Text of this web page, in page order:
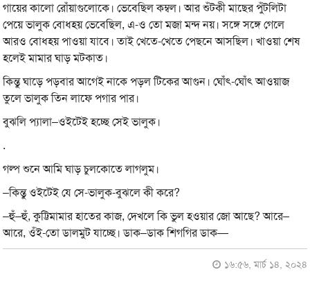
গায়ের কালো রোঁয়াগুলোকে। ভেবেছিল কম্বল। আর শুঁটকী মাছের পুঁটলিটা
পেয়ে ভালুক বোধহয় ভেবেছিল, এ-ও তো মজা মন্দ নয়। সঙ্গে সঙ্গে গেলে
আরও বোধহয় পাওয়া যাবে। তাই খেতে-খেতে পেছনে আসছিল। খাওয়া শেষ
হলেই মামার ঘাড় মটকাত।
কিন্তু ঘাড়ে পড়বার আগেই নাকে পড়ল টিকের আগুন। ঘোঁৎ-ঘোঁৎ আওয়াজ
তুলে ভালুক তিন লাফে পগার পার।
বুঝলি প্যালা–ওইটেই হচ্ছে সেই ভালুক।
.
গল্প শুনে আমি ঘাড় চুলকোতে লাগলুম।
–কিন্তু ওইটেই যে সে-ভালুক-বুঝলে কী করে?
–হুঁ–হুঁ, কুট্টিমামার হাতের কাজ, দেখলে কি ভুল হওয়ার জো আছে? আরে–
আরে, ওঁই-তো ডালমুট যাচ্ছে। ডাক–ডাক শিগগির ডাক—
১৬:৫৬, মার্চ ১৪, ২০২৪